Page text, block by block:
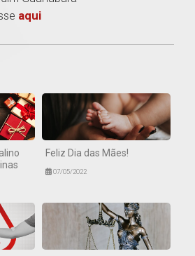
aqui
1
Feliz Dia das Mães!
07/05/2022